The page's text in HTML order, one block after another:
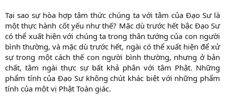
Tại sao sự hòa hợp tâm thức chúng ta với tâm của Đạo Sư là
một thực hành cốt yếu như thế? Mặc dù trước hết bậc Đạo Sư
có thể xuất hiện với chúng ta trong thân tướng của con người
bình thường, và mặc dù trước hết, ngài có thể xuất hiện để xử
sự trong một cách thế con người bình thường, nhưng ở bản
chất, tâm ngài thực sự bất khả phân với tâm Phật. Những
phẩm tính của Đạo Sư không chút khác biệt với những phẩm
tính của một vị Phật Toàn giác.